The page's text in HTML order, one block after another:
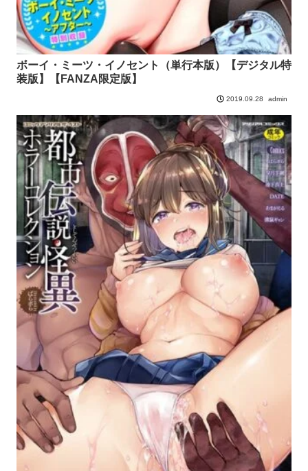
ボーイ・ミーツ・イノセント（単行本版）【デジタル特
装版】【FANZA限定版】
2019.09.28 admin